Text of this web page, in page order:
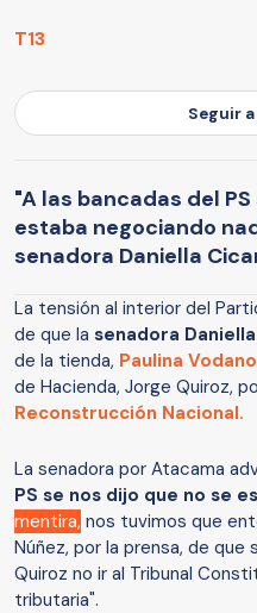
T13
Seguir a
"A las bancadas del
estaba negociando
senadora Daniella
La tensión al interior del
de que la senadora
de la tienda, Paulina
de Hacienda, Jorge Quiroz,
Reconstrucción Nacional.
La senadora por Atacama
PS se nos dijo que no se
mentira, nos tuvimos que
Núñez, por la prensa, de
Quiroz no ir al Tribunal
tributaria".